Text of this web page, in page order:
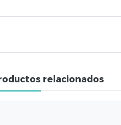
relacionados